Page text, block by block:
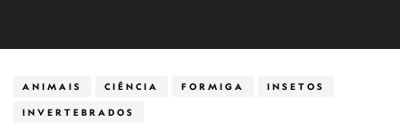
ANIMAIS CIÊNCIA FORMIGA INSETOS
INVERTEBRADOS